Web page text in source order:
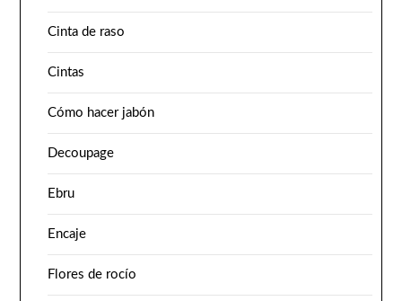
Cinta de raso
Cintas
Cómo hacer jabón
Decoupage
Ebru
Encaje
Flores de rocío